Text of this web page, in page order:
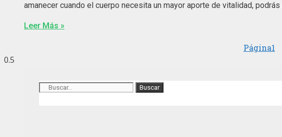
amanecer cuando el cuerpo necesita un mayor aporte de vitalidad, podrás
Leer Más »
Página1
Buscar